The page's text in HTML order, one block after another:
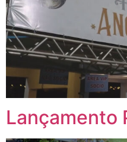
Lançamento